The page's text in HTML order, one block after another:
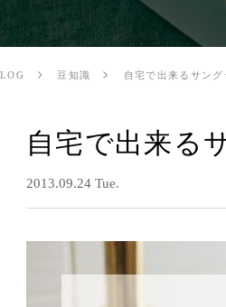
豆知識 自宅で出来るサン
自宅で出来る
2013.09.24 Tue.